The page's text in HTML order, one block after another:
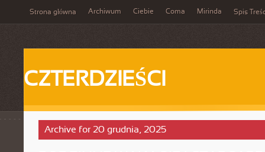
Strona główna Archiwum Ciebie Coma Mirinda Spis
CZTERDZIEŚCI
Archive for 20 grudnia, 2025